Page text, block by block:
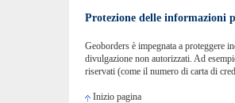
Protezione delle informazioni
Geoborders è impegnata a proteggere
divulgazione non autorizzati. Ad
riservati (come il numero di carta di
Inizio pagina